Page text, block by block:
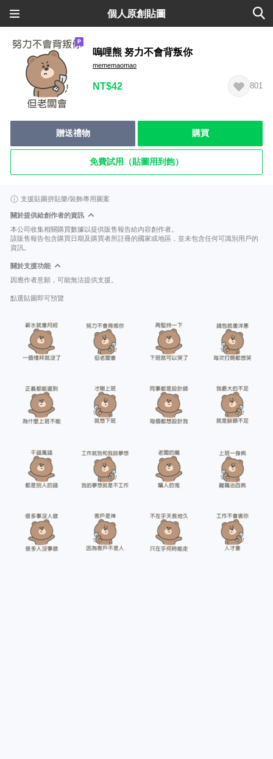
個人原創貼圖
嗚哩熊 努力不會背叛你
mememaomao
NT$42 801
贈送禮物 購買
免費試用（貼圖用到飽）
支援貼圖拼貼樂/裝飾專用圖案
關於提供給創作者的資訊
本公司收集相關購買數據以提供販售報告給內容創作者。
該販售報告包含購買日期及購買者所註冊的國家或地區，並未包含任何可識別用戶的
資訊。
關於支援功能
因應作者意願，可能無法提供支援。
點選貼圖即可預覽